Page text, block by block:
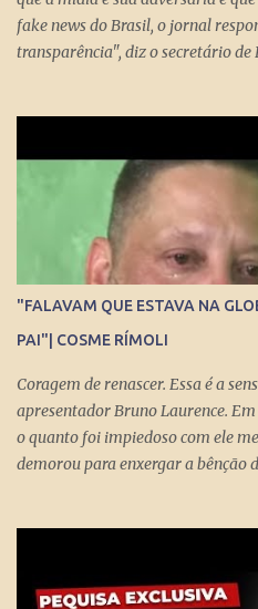
fake news do Brasil, o jornal
transparência", diz o secretário de
essa democracia funcione bem.
"FALAVAM QUE ESTAVA NA
PAI"| COSME RÍMOLI
Coragem de renascer. Essa é a
apresentador Bruno Laurence.
o quanto foi impiedoso com ele
demorou para enxergar a bênção
Grandes Momentos do Esporte e
feitos. Bruno queria fugir da